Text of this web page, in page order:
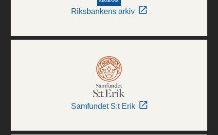
Riksbankens arkiv
Samfundet S:t Erik